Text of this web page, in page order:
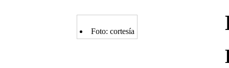
Foto: cortesía